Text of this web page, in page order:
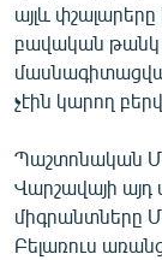
այլև
բավական թանկ
չէին կարող
Պաշտոնական
Վարշավայի այդ
միգրանտները
Բելառուս